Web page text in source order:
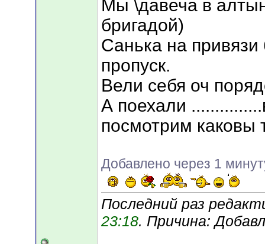
Мы \давеча в
бригадой)
Санька на
пропуск.
Вели себя оч
А поехали
посмотрим каковы
Добавлено через 1
Последний раз
23:18. Причина: